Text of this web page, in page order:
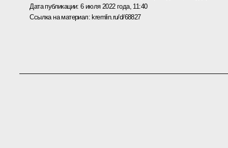
Дата публикации:6 июля 2022 года, 11:40
Ссылка на материал: kremlin.ru/d/68827